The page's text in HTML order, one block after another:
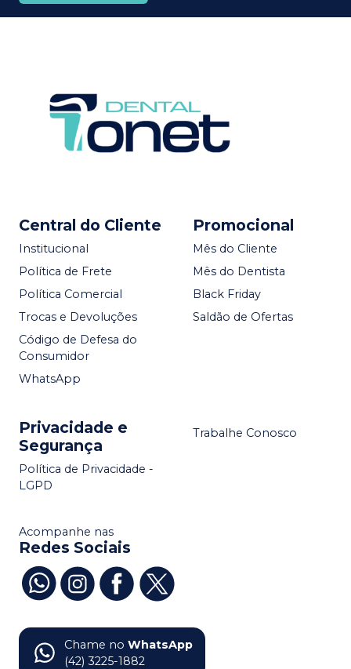
Central do Cliente
Institucional
Política de Frete
Política Comercial
Trocas e Devoluções
Código de Defesa do
Consumidor
WhatsApp
Promocional
Mês do Cliente
Mês do Dentista
Black Friday
Saldão de Ofertas
Privacidade e
Segurança
Política de Privacidade -
LGPD
Trabalhe Conosco
Acompanhe nas
Redes Sociais
Chame no WhatsApp
(42) 3225-1882